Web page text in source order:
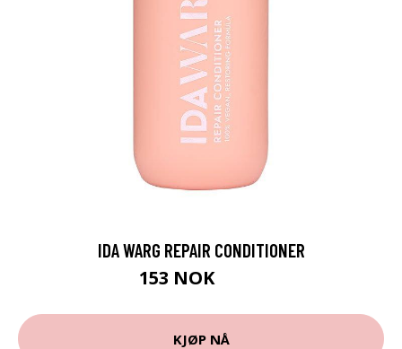
IDA WARG REPAIR CONDITIONER
153 NOK
KJØP NÅ